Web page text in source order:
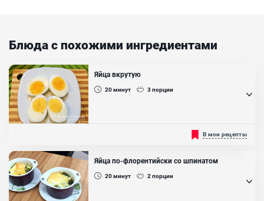
Блюда с похожими ингредиентами
Яйца вкрутую
20минут 3порции
Яйца вкрутую - это, чаще всего, куриные яйца, отваренные в воде,
не повреждая скорлупы. Их можно употребить на завтрак или
перекус. Благодаря желтку они получаются очень сытными.
Также яйца вкрутую можно добавлять в различные салаты и
украшать другие готовые блюда....
Ингредиенты:
Яйцо куриное
В мои рецепты
Яйца по-флорентийски со шпинатом
20минут 2порции